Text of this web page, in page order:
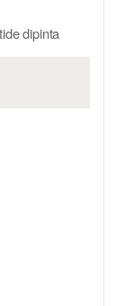
dipinta